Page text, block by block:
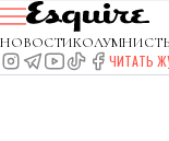
НОВОСТИ
ЧИТАТЬ